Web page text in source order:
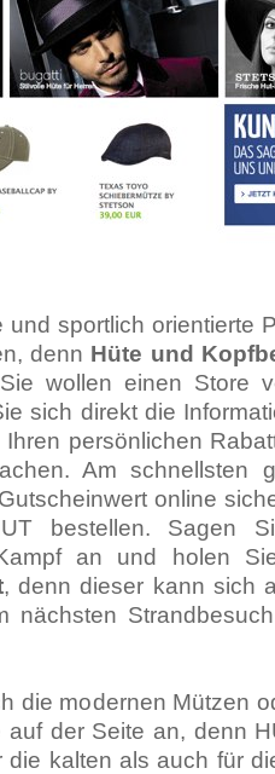
sportlich orientierte
denn Hüte und
wollen einen Store
sich direkt die
persönlichen
Am schnellsten
online
bestellen. Sagen
an und holen
, denn dieser kann sich
nächsten
die modernen Mützen
auf der Seite an, denn
kalten als auch für